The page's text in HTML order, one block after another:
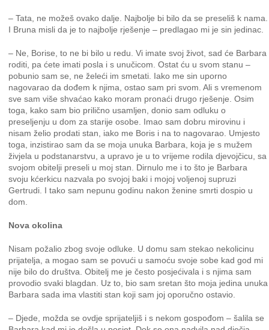
– Tata, ne možeš ovako dalje. Najbolje bi bilo da se preseliš k nama.
I Bruna misli da je to najbolje rješenje – predlagao mi je sin jedinac.
– Ne, Borise, to ne bi bilo u redu. Vi imate svoj život, sad će Barbara
roditi, pa ćete imati posla i s unučicom. Ostat ću u svom stanu –
pobunio sam se, ne želeći im smetati. Iako me sin uporno
nagovarao da dođem k njima, ostao sam pri svom. Ali s vremenom
sve sam više shvaćao kako moram pronaći drugo rješenje. Osim
toga, kako sam bio prilično usamljen, donio sam odluku o
preseljenju u dom za starije osobe. Imao sam dobru mirovinu i
nisam želio prodati stan, iako me Boris i na to nagovarao. Umjesto
toga, inzistirao sam da se moja unuka Barbara, koja je s mužem
živjela u podstanarstvu, a upravo je u to vrijeme rodila djevojčicu, sa
svojom obitelji preseli u moj stan. Dirnulo me i to što je Barbara
svoju kćerkicu nazvala po svojoj baki i mojoj voljenoj supruzi
Gertrudi. I tako sam nepunu godinu nakon ženine smrti dospio u
dom.
Nova okolina
Nisam požalio zbog svoje odluke. U domu sam stekao nekolicinu
prijatelja, a mogao sam se povući u samoću svoje sobe kad god mi
nije bilo do društva. Obitelj me je često posjećivala i s njima sam
provodio svaki blagdan. Uz to, bio sam sretan što moja jedina unuka
Barbara sada ima vlastiti stan koji sam joj oporučno ostavio.
– Djede, možda se ovdje sprijateljiš i s nekom gospođom – šalila se